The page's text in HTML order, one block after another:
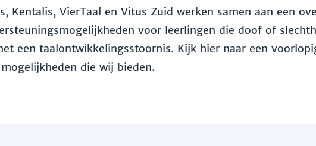
Kentalis, VierTaal en Vitus Zuid werken samen aan een
voor leerlingen die doof of
een taalontwikkelingsstoornis. Kijk hier naar een
die wij bieden.